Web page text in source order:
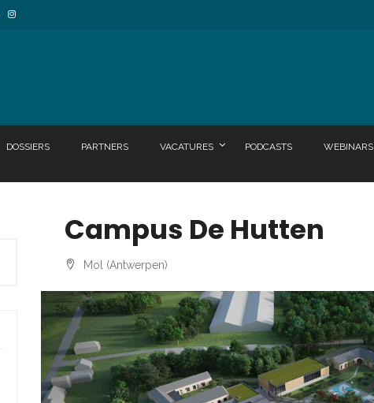
DOSSIERS PARTNERS VACATURES PODCASTS WEBINARS
Campus De Hutten
Mol (Antwerpen)